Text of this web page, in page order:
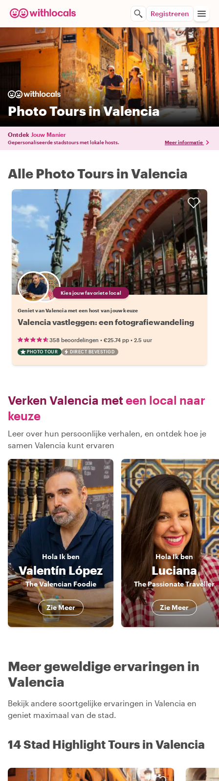
Registreren
Photo Tours in Valencia
Ontdek Jouw Manier
Gepersonaliseerde stadstours met lokale hosts. Meer informatie
Alle Photo Tours in Valencia
Kies jouw favoriete local
Geniet van Valencia met een host van jouw keuze
Valencia vastleggen: een fotografiewandeling
358 beoordelingen • €25.74 pp • 2.5 uur
PHOTO TOUR DIRECT BEVESTIGD
Verken Valencia meteen local naar
keuze
Leer over hun persoonlijke verhalen, en ontdek hoe je
samen Valencia kunt ervaren
Hola Ik ben
Valentín López
The Valencian Foodie
Zie Meer
HolaIk ben
Luciana
The Passionate Traveller
Zie Meer
Meer geweldige ervaringen in
Valencia
Bekijk andere soortgelijke ervaringen in Valencia en
geniet maximaal van de stad.
14 Stad Highlight Tours in Valencia